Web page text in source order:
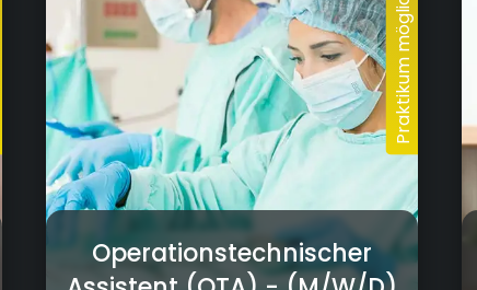
Operationstechnischer